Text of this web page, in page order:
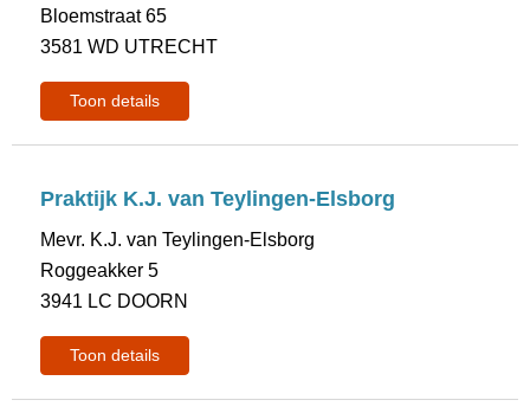
Bloemstraat 65
3581 WD UTRECHT
Toon details
Praktijk K.J. van Teylingen-Elsborg
Mevr. K.J. van Teylingen-Elsborg
Roggeakker 5
3941 LC DOORN
Toon details